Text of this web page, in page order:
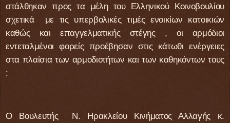
στάλθηκαν προς τα μέλη του Ελληνικού Κοινοβουλίου
σχετικά με τις υπερβολικές τιμές ενοικίων κατοικιών
καθώς και επαγγελματικής στέγης , οι αρμόδιοι
εντεταλμένοι φορείς προέβησαν στις κάτωθι ενέργειες
στα πλαίσια των αρμοδιοτήτων και των καθηκόντων τους
:
Ο Βουλευτής Ν. Ηρακλείου Κινήματος Αλλαγής κ.